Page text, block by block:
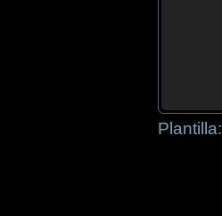
Plantilla: